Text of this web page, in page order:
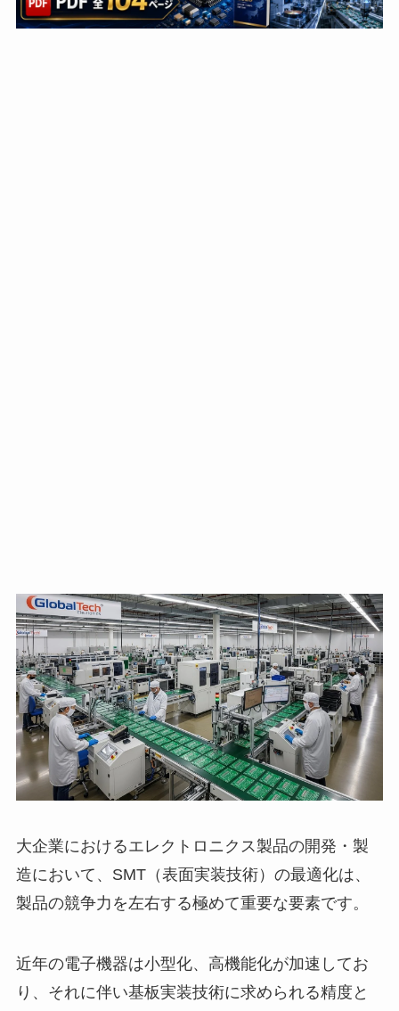
大企業におけるエレクトロニクス製品の開発・製
造において、SMT（表面実装技術）の最適化は、
製品の競争力を左右する極めて重要な要素です。
近年の電子機器は小型化、高機能化が加速してお
り、それに伴い基板実装技術に求められる精度と